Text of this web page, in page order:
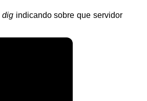
digindicando sobre que servidor